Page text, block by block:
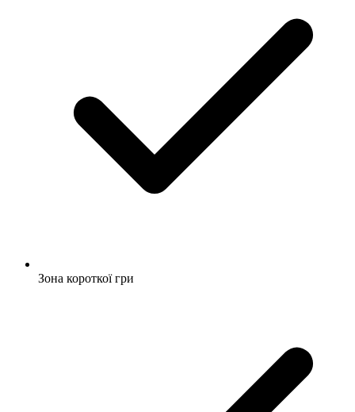
Зона короткої гри